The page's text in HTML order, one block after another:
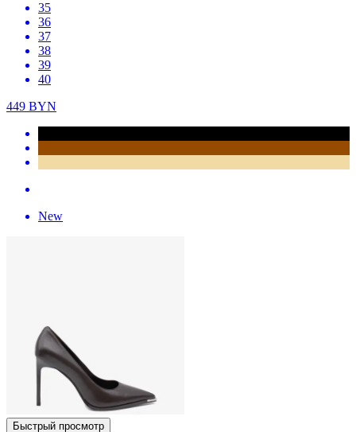
35
36
37
38
39
40
449 BYN
New
Быстрый просмотр